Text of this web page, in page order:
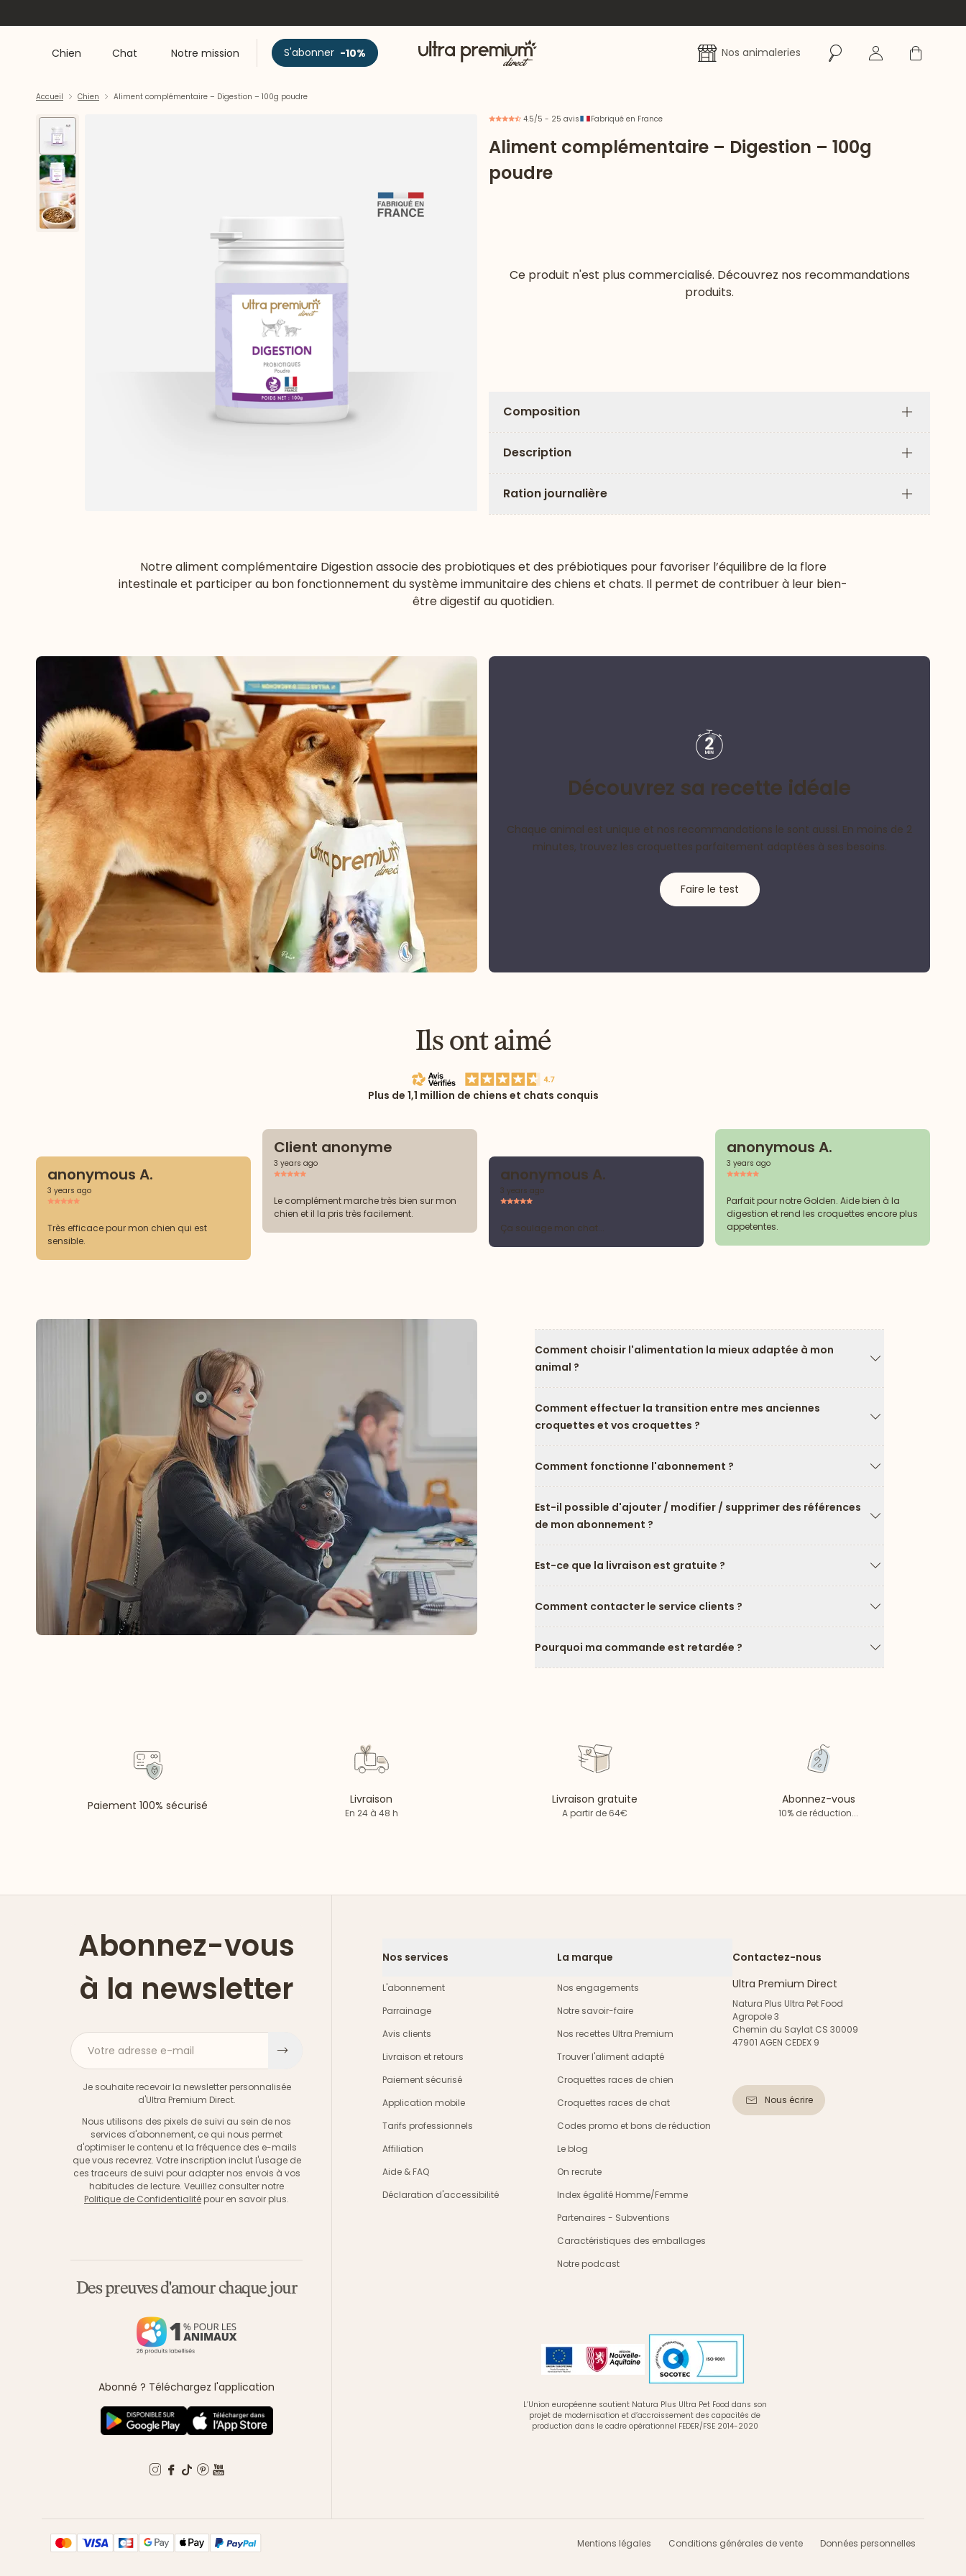
Chien Chat Notre mission S'abonner -10% Accueil Nos animaleries RechercherSe connecter
Panier
Accueil Chien Aliment complémentaire – Digestion – 100g poudre
4.5/5 - 25 avis Fabriqué en France
Aliment complémentaire – Digestion – 100g
poudre
Ce produit n'est plus commercialisé. Découvrez nos recommandations
produits.
Composition
Plus
Description
Plus
Ration journalière
Plus
Notre aliment complémentaire Digestion associe des probiotiques et des prébiotiques pour favoriser l’équilibre de la flore
intestinale et participer au bon fonctionnement du système immunitaire des chiens et chats. Il permet de contribuer à leur bien-
être digestif au quotidien.
Découvrez sa recette idéale
Chaque animal est unique et nos recommandations le sont aussi. En moins de 2
minutes, trouvez les croquettes parfaitement adaptées à ses besoins.
Faire le test
Ils ont aimé
Plus de 1,1 million de chiens et chats conquis
anonymous A.
3 years ago
Très efficace pour mon chien qui est
sensible.
Client anonyme
3 years ago
Le complément marche très bien sur mon
chien et il la pris très facilement.
anonymous A.
3 years ago
Ça soulage mon chat...
anonymous A.
3 years ago
Parfait pour notre Golden. Aide bien à la
digestion et rend les croquettes encore plus
appetentes.
Comment choisir l'alimentation la mieux adaptée à mon
animal ?
Comment effectuer la transition entre mes anciennes
croquettes et vos croquettes ?
Comment fonctionne l'abonnement ?
Flèche vers le
Est-il possible d'ajouter / modifier / supprimer des références
de mon abonnement ?
Est-ce que la livraison est gratuite ?
Flèche vers le
Comment contacter le service clients ?
Flèche vers le
Pourquoi ma commande est retardée ?
Flèche vers le
Paiement 100% sécurisé Livraison
En 24 à 48 h
Livraison gratuite
A partir de 64€
Abonnez-vous
10% de réduction...
Abonnez-vous
à la newsletter
Votre adresse e-mail
Je souhaite recevoir la newsletter personnalisée
d'Ultra Premium Direct.
Nous utilisons des pixels de suivi au sein de nos
services d'abonnement, ce qui nous permet
d'optimiser le contenu et la fréquence des e-mails
que vous recevrez. Votre inscription inclut l'usage de
ces traceurs de suivi pour adapter nos envois à vos
habitudes de lecture. Veuillez consulter notre
Politique de Confidentialité pour en savoir plus.
Des preuves d'amour chaque jour
Abonné ? Téléchargez l'application
Nos services
L'abonnement
Parrainage
Avis clients
Livraison et retours
Paiement sécurisé
Application mobile
Tarifs professionnels
Affiliation
Aide & FAQ
Déclaration d'accessibilité
La marque
Nos engagements
Notre savoir-faire
Nos recettes Ultra Premium
Trouver l'aliment adapté
Croquettes races de chien
Croquettes races de chat
Codes promo et bons de réduction
Le blog
On recrute
Index égalité Homme/Femme
Partenaires - Subventions
Caractéristiques des emballages
Notre podcast
Contactez-nous
Ultra Premium Direct
Natura Plus Ultra Pet Food
Agropole 3
Chemin du Saylat CS 30009
47901 AGEN CEDEX 9
Nous écrire
L’Union européenne soutient Natura Plus Ultra Pet Food dans son
projet de modernisation et d’accroissement des capacités de
production dans le cadre opérationnel FEDER/FSE 2014-2020
Mentions légales Conditions générales de vente Données personnelles